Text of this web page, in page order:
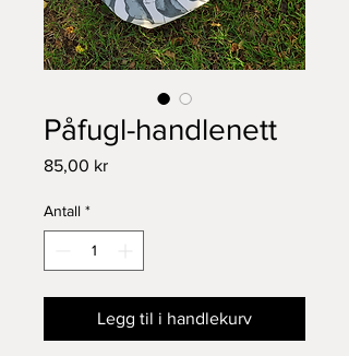
Påfugl-handlenett
85,00 krPris
Antall *
Legg til i handlekurv